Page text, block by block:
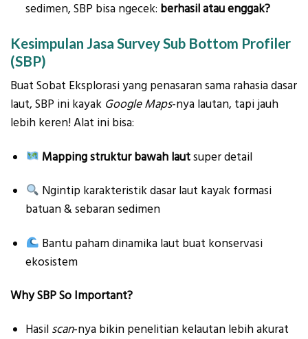
sedimen, SBP bisa ngecek: berhasil atau enggak?
Kesimpulan Jasa Survey Sub Bottom Profiler
(SBP)
Buat Sobat Eksplorasi yang penasaran sama rahasia dasar
laut, SBP ini kayak Google Maps-nya lautan, tapi jauh
lebih keren! Alat ini bisa:
Mapping struktur bawah lautsuper detail
Ngintip karakteristik dasar laut kayak formasi
batuan & sebaran sedimen
Bantu paham dinamika laut buat konservasi
ekosistem
Why SBP So Important?
Hasil scan-nya bikin penelitian kelautan lebih akurat